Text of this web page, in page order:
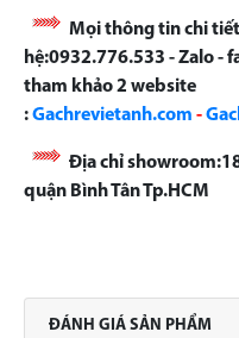
Mọi thông tin chi
hệ:0932.776.533 - Zalo -
tham khảo 2 website
:Gachrevietanh.com -
Địa chỉ
quận Bình Tân Tp.HCM
ĐÁNH GIÁ SẢN PHẨM